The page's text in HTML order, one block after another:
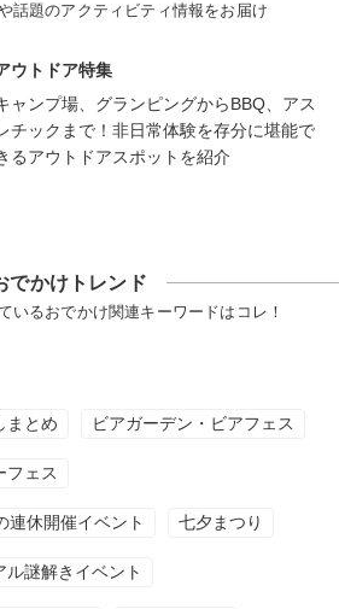
話題のアクティビティ情報をお届け
ウトドア特集
ャンプ場、グランピングからBBQ、アス
チックまで！非日常体験を存分に堪能で
るアウトドアスポットを紹介
でかけトレンド
いるおでかけ関連キーワードはコレ！
まとめ ビアガーデン・ビアフェス
フェス
連休開催イベント 七夕まつり
ル謎解きイベント